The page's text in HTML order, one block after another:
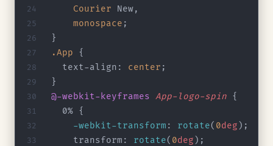
    Courier
New,
    monospace
;
}
.App {
  text-align:
center ;
}
@-webkit-keyframes App-logo-spin {
  0% {
    -webkit-transform
: rotate( 0deg );
    transform:
rotate( 0deg );